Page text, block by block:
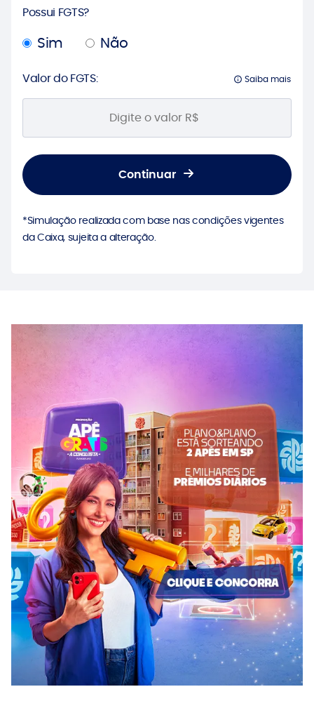
Possui FGTS?
Sim Não
Valor do FGTS: Saiba mais
Continuar
*Simulação realizada com base nas condições vigentes
da Caixa, sujeita a alteração.